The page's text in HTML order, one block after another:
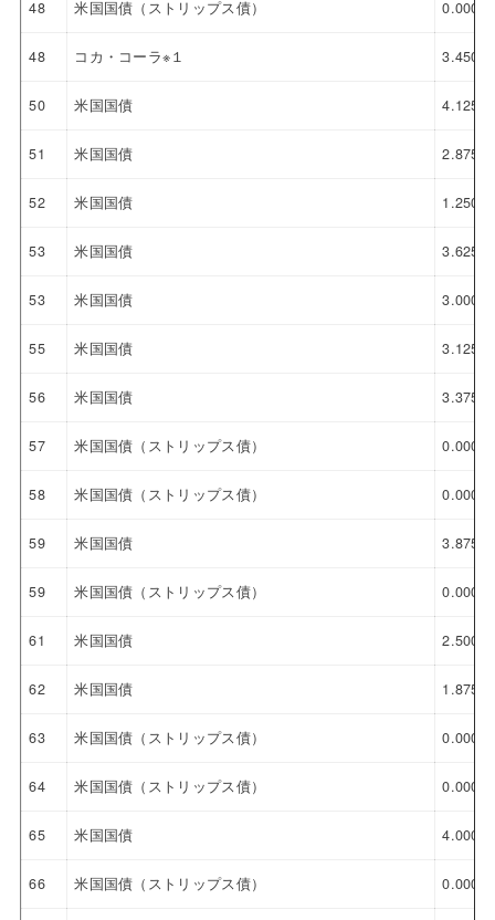
48 米国国債（ストリップス債） 0.000%
48 コカ・コーラ※１ 3.450%
50 米国国債 4.125%
51 米国国債 2.875%
52 米国国債 1.250%
53 米国国債 3.625%
53 米国国債 3.000%
55 米国国債 3.125%
56 米国国債 3.375%
57 米国国債（ストリップス債） 0.000%
58 米国国債（ストリップス債） 0.000%
59 米国国債 3.875%
59 米国国債（ストリップス債） 0.000%
61 米国国債 2.500%
62 米国国債 1.875%
63 米国国債（ストリップス債） 0.000%
64 米国国債（ストリップス債） 0.000%
65 米国国債 4.000%
66 米国国債（ストリップス債） 0.000%